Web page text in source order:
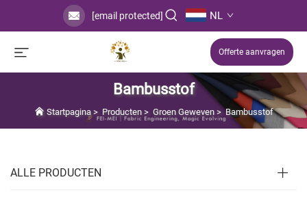
[email protected] NL
Offerte aanvragen
Bambusstof
Startpagina> Producten> Groen Geweven>Bambusstof
ALLE PRODUCTEN